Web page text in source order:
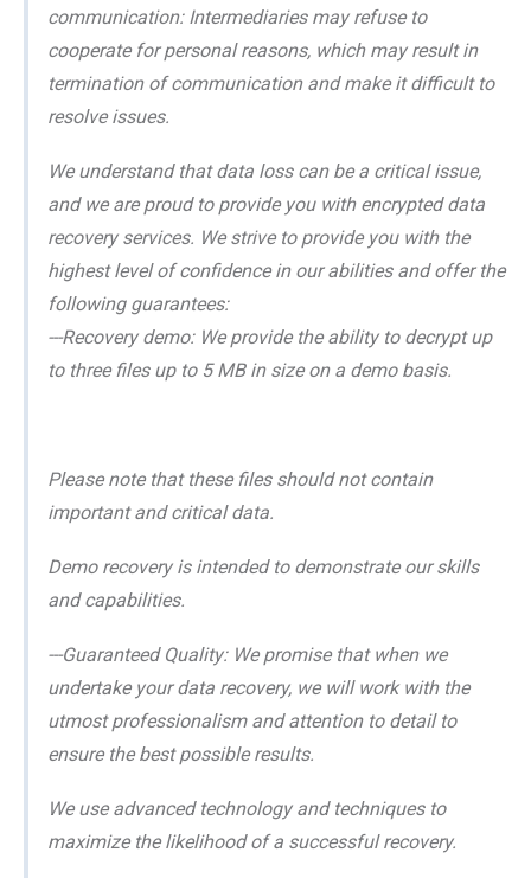
communication: Intermediaries may refuse to
cooperate for personal reasons, which may result in
termination of communication and make it difficult to
resolve issues.
We understand that data loss can be a critical issue,
and we are proud to provide you with encrypted data
recovery services. We strive to provide you with the
highest level of confidence in our abilities and offer the
following guarantees:
---Recovery demo: We provide the ability to decrypt up
to three files up to 5 MB in size on a demo basis.
Please note that these files should not contain
important and critical data.
Demo recovery is intended to demonstrate our skills
and capabilities.
---Guaranteed Quality: We promise that when we
undertake your data recovery, we will work with the
utmost professionalism and attention to detail to
ensure the best possible results.
We use advanced technology and techniques to
maximize the likelihood of a successful recovery.